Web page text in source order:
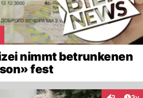
nimmt betrunkenen
fest